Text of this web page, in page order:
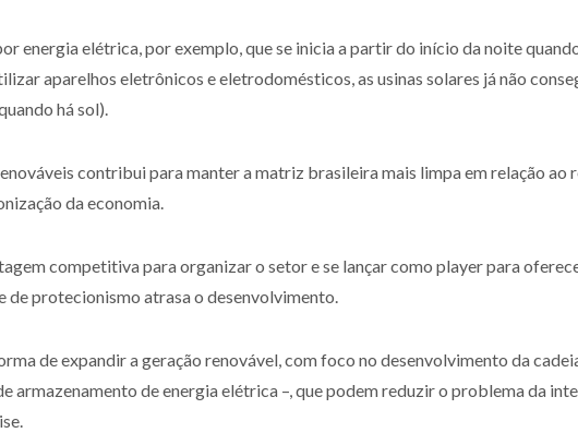
energia elétrica, por exemplo, que se inicia a partir do início da noite
aparelhos eletrônicos e eletrodomésticos, as usinas solares já não
há sol).
contribui para manter a matriz brasileira mais limpa em relação
da economia.
competitiva para organizar o setor e se lançar como player para
de protecionismo atrasa o desenvolvimento.
de expandir a geração renovável, com foco no desenvolvimento da
armazenamento de energia elétrica –, que podem reduzir o problema da